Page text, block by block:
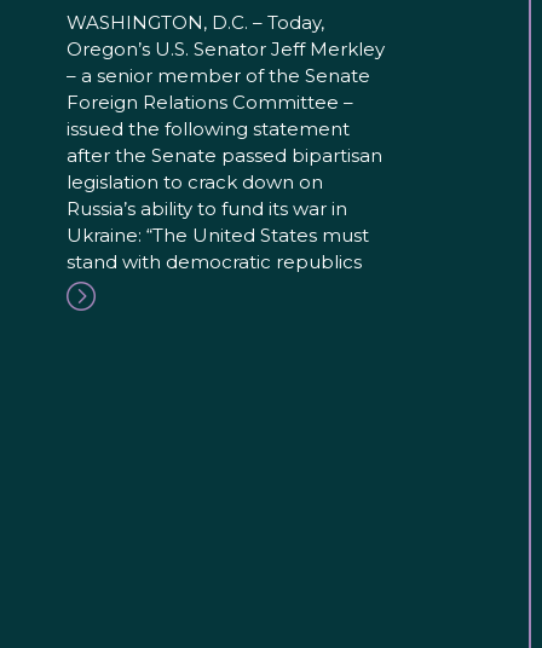
WASHINGTON, D.C. – Today,
Oregon’s U.S. Senator Jeff Merkley
– a senior member of the Senate
Foreign Relations Committee –
issued the following statement
after the Senate passed bipartisan
legislation to crack down on
Russia’s ability to fund its war in
Ukraine: “The United States must
stand with democratic republics